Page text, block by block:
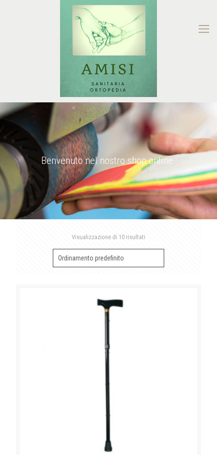
Benvenuto nel nostro shop online
Visualizzazione di 10 risultati